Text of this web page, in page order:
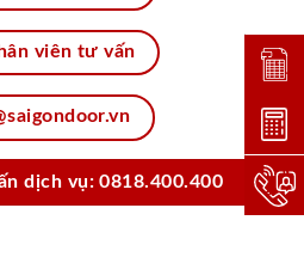
viên tư vấn
dịch vụ: 0818.400.400
Đặt
Dự